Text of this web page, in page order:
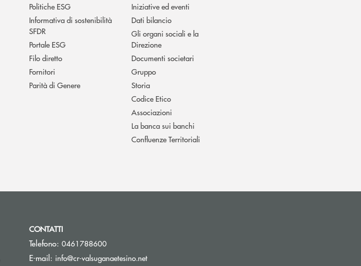
Politiche ESG
Informativa di sostenibilità
SFDR
Portale ESG
Filo diretto
Fornitori
Parità di Genere
Iniziative ed eventi
Dati bilancio
Gli organi sociali e la
Direzione
Documenti societari
Gruppo
Storia
Codice Etico
Associazioni
La banca sui banchi
Confluenze Territoriali
CONTATTI
Telefono: 0461788600
E-mail: info@cr-valsuganaetesino.net(si apre l’app di posta elettronica)